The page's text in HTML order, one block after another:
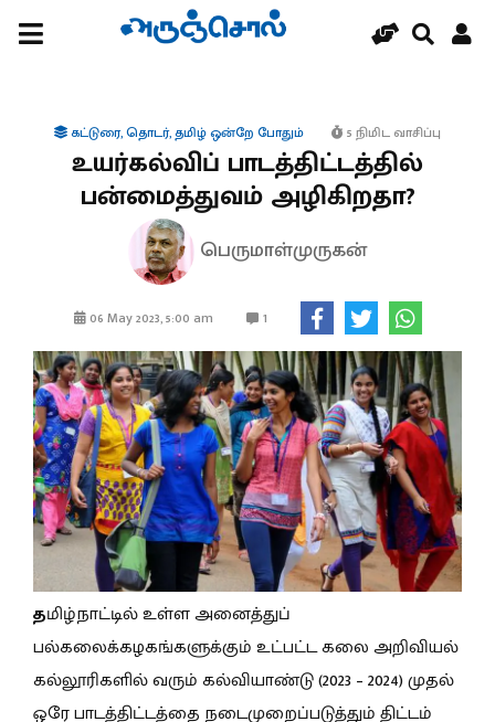
கட்டுரை,தொடர்,தமிழ் ஒன்றே போதும் 5 நிமிட வாசிப்பு
உயர்கல்விப் பாடத்திட்டத்தில்
பன்மைத்துவம் அழிகிறதா?
பெருமாள்முருகன்
06 May 2023, 5:00 am 1
தமிழ்நாட்டில் உள்ள அனைத்துப்
பல்கலைக்கழகங்களுக்கும் உட்பட்ட கலை அறிவியல்
கல்லூரிகளில் வரும் கல்வியாண்டு (2023 – 2024) முதல்
ஒரே பாடத்திட்டத்தை நடைமுறைப்படுத்தும் திட்டம்